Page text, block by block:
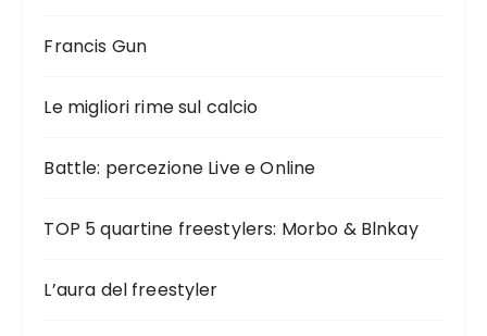
Francis Gun
Le migliori rime sul calcio
Battle: percezione Live e Online
TOP 5 quartine freestylers: Morbo & Blnkay
L’aura del freestyler